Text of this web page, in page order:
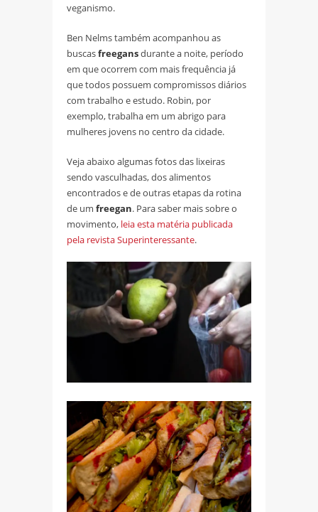
veganismo.
Ben Nelms também acompanhou as
buscasfreegansdurante a noite, período
em que ocorrem com mais frequência já
que todos possuem compromissos diários
com trabalho e estudo. Robin, por
exemplo, trabalha em um abrigo para
mulheres jovens no centro da cidade.
Veja abaixo algumas fotos das lixeiras
sendo vasculhadas, dos alimentos
encontrados e de outras etapas da rotina
de um freegan. Para saber mais sobre o
movimento, leia esta matéria publicada
pela revista Superinteressante.